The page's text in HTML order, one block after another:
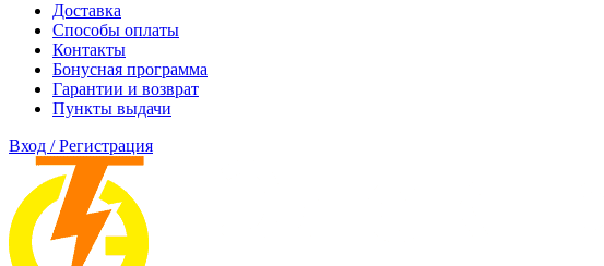
Доставка
Способы оплаты
Контакты
Бонусная программа
Гарантии и возврат
Пункты выдачи
Вход / Регистрация